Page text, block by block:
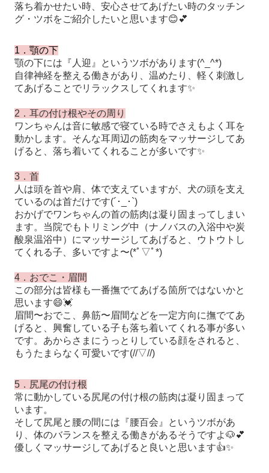
落ち着かせたい時、安心させてあげたい時のタッチン
グ・ツボをご紹介したいと思います😊💕
1．顎の下
顎の下には『人迎』というツボがあります(^_^*)
自律神経を整える働きがあり、温めたり、軽く刺激し
てあげることでリラックスしてくれます✨
2．耳の付け根やその周り
ワンちゃんは音に敏感で寝ている時でさえもよく耳を
動かします。そんな耳周辺の筋肉をマッサージしてあ
げると、落ち着いてくれることが多いです✨
3．首
人は頭を首や肩、体で支えていますが、犬の頭を支え
ているのは首だけです(´･_･`)
おかげでワンちゃんの首の筋肉は凝り固まってしまい
ます。当院でもトリミング中（ナノバスの入浴中や炭
酸泉温浴中）にマッサージしてあげると、ウトウトし
てくれる子、多いですよ〜(*ﾟ▽ﾟ*)
4．おでこ・眉間
この部分は皆様も一番撫でてあげる箇所ではないかと
思います😄💓
眉間〜おでこ、鼻筋〜眉間などを一定方向に撫でてあ
げると、興奮している子も落ち着いてくれる事が多い
です。あからさまにうっとりしている顔をされると、
もうたまらなく可愛いです(//▽//)
5．尻尾の付け根
常に動かしている尻尾の付け根の筋肉は凝り固まって
います。
そして尻尾と腰の間には『腰百会』というツボがあ
り、体のバランスを整える働きがあるそうですよ🐶💕
優しくマッサージしてあげると良いと思います👍✨